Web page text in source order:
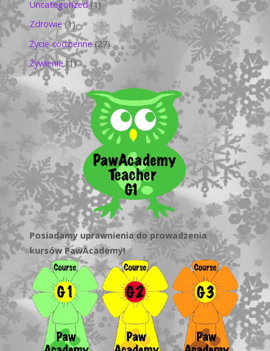
Uncategorized(1)
Zdrowie(1)
Życie codzienne(27)
Żywienie(1)
Posiadamy uprawnienia do prowadzenia
kursów PawAcademy!